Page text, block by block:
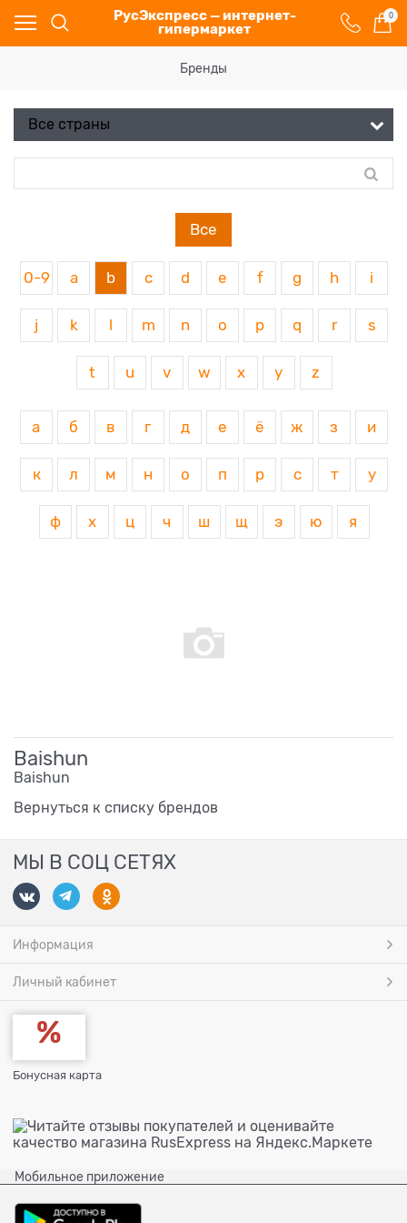
РусЭкспресс — интернет-
гипермаркет
0
Бренды
Все
0-9 a b c d e f g h i
j k m n o p q r s
t u v w x y z
а б в г д е ё ж з и
к л м н о п р с т у
ф х ц ч ш щ э ю я
Baishun
Baishun
Вернуться к списку брендов
МЫ В СОЦ СЕТЯХ
Информация
Личный кабинет
Бонусная карта
Мобильное приложение